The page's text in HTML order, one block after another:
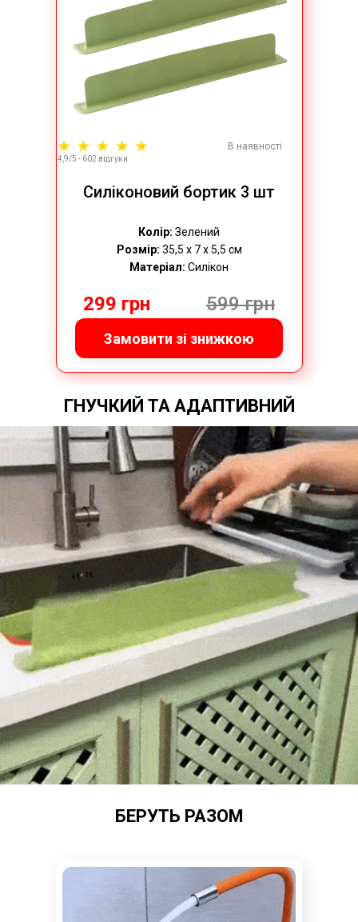
Замовити зі знижкою
В наявності
4,9/5 - 602 відгуки
Силіконовий бортик 3 шт
299 грн 599 грн
Колір: Зелений
Розмір: 35,5 х 7 х 5,5 см
Матеріал: Силікон
ГНУЧКИЙ ТА АДАПТИВНИЙ
БЕРУТЬ РАЗОМ